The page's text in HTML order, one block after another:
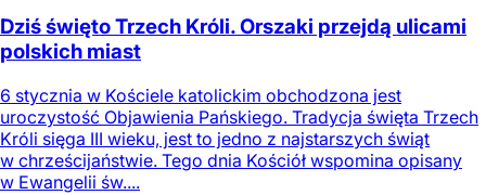
Dziś święto Trzech Króli. Orszaki przejdą ulicami
polskich miast
6 stycznia w Kościele katolickim obchodzona jest
uroczystość Objawienia Pańskiego. Tradycja święta Trzech
Króli sięga III wieku, jest to jedno z najstarszych świąt
w chrześcijaństwie. Tego dnia Kościół wspomina opisany
w Ewangelii św....